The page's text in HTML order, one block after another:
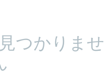
つかりませ